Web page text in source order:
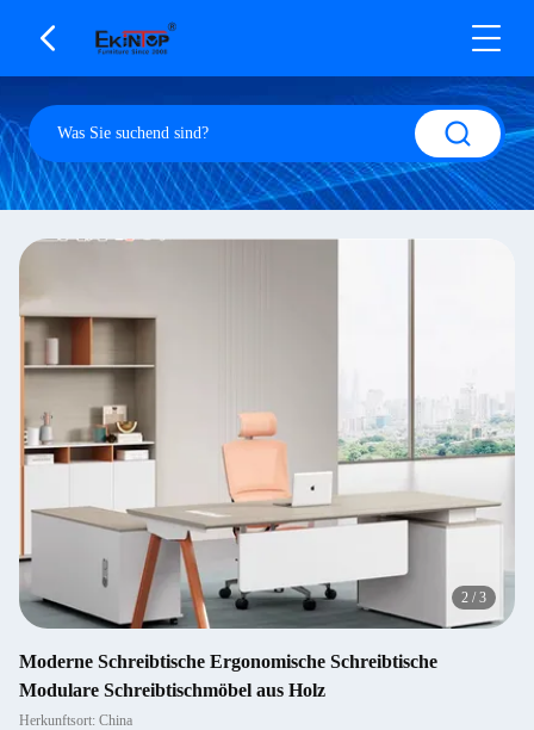
2 / 3
Moderne Schreibtische Ergonomische Schreibtische
Modulare Schreibtischmöbel aus Holz
Herkunftsort: China